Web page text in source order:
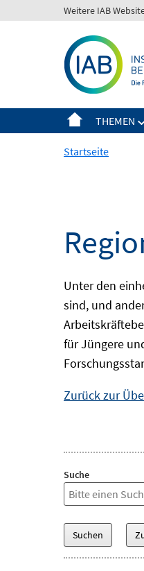
zum
Weitere IAB
THEMEN
Startseite
Unter den
sind, und
für Jüngere
Zurück zur
Suche